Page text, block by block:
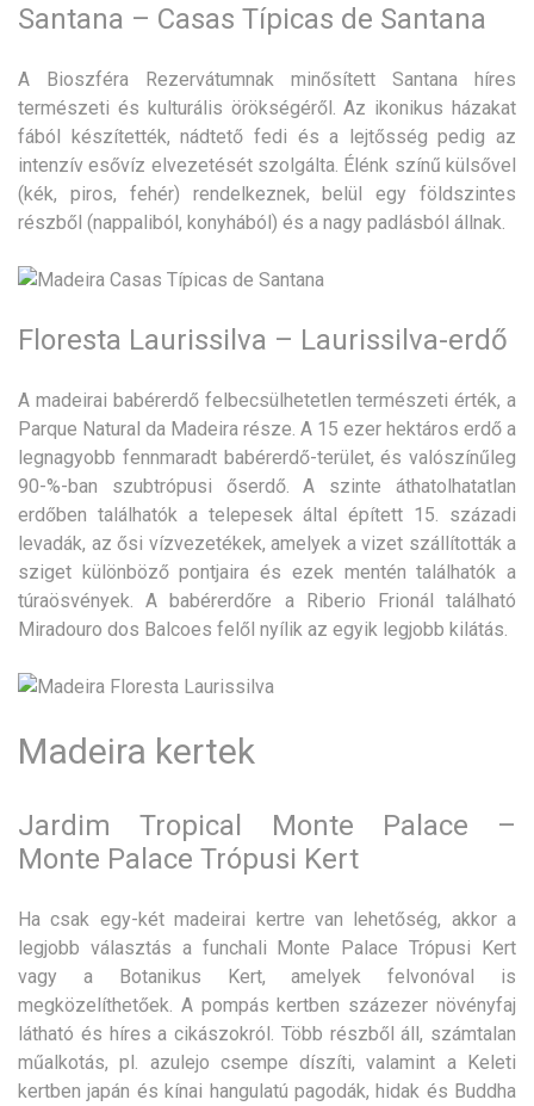
Santana – Casas Típicas de Santana
A Bioszféra Rezervátumnak minősített Santana híres
természeti és kulturális örökségéről. Az ikonikus házakat
fából készítették, nádtető fedi és a lejtősség pedig az
intenzív esővíz elvezetését szolgálta. Élénk színű külsővel
(kék, piros, fehér) rendelkeznek, belül egy földszintes
részből (nappaliból, konyhából) és a nagy padlásból állnak.
Floresta Laurissilva – Laurissilva-erdő
A madeirai babérerdő felbecsülhetetlen természeti érték, a
Parque Natural da Madeira része. A 15 ezer hektáros erdő a
legnagyobb fennmaradt babérerdő-terület, és valószínűleg
90-%-ban szubtrópusi őserdő. A szinte áthatolhatatlan
erdőben találhatók a telepesek által épített 15. századi
levadák, az ősi vízvezetékek, amelyek a vizet szállították a
sziget különböző pontjaira és ezek mentén találhatók a
túraösvények. A babérerdőre a Riberio Frionál található
Miradouro dos Balcoes felől nyílik az egyik legjobb kilátás.
Madeira kertek
Jardim Tropical Monte Palace –
Monte Palace Trópusi Kert
Ha csak egy-két madeirai kertre van lehetőség, akkor a
legjobb választás a funchali Monte Palace Trópusi Kert
vagy a Botanikus Kert, amelyek felvonóval is
megközelíthetőek. A pompás kertben százezer növényfaj
látható és híres a cikászokról. Több részből áll, számtalan
műalkotás, pl. azulejo csempe díszíti, valamint a Keleti
kertben japán és kínai hangulatú pagodák, hidak és Buddha